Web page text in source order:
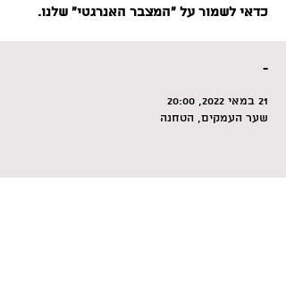
כדאי לשמור על "המצבר האנרגטי" שלנו.
-
21 במאי 2022, 20:00
שער העמקים, הטחנה